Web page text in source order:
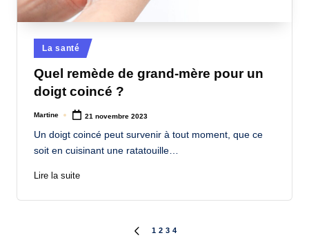
Posted
in
La santé
Quel remède de grand-mère pour un
doigt coincé ?
Posted
Martine 21 novembre 2023
Un doigt coincé peut survenir à tout moment, que ce
soit en cuisinant une ratatouille…
Lire la suite
PREVIOUS
1 2 3 4